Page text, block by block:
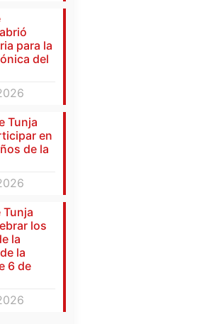
para la
del
Tunja
en
de la
Tunja
los
la
la
6 de